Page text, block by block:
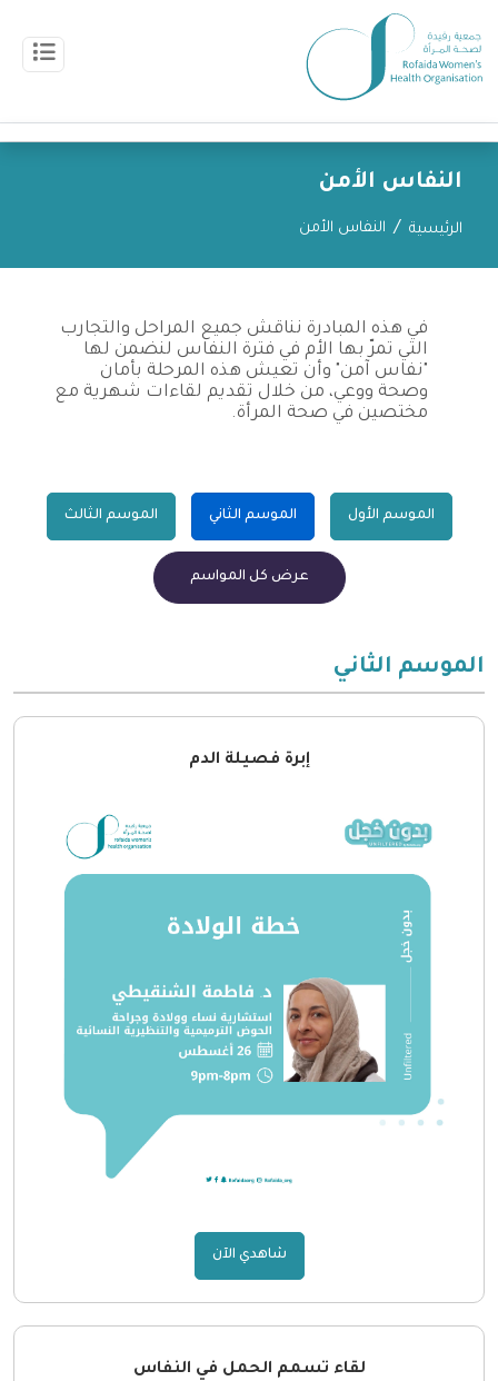
النفاس الأمن
الرئيسية النفاس الأمن
في هذه المبادرة نناقش جميع المراحل والتجارب
التي تمرّ بها الأم في فترة النفاس لنضمن لها
"نفاس آمن" وأن تعيش هذه المرحلة بأمان
وصحة ووعي، من خلال تقديم لقاءات شهرية مع
مختصين في صحة المرأة.
الموسم الأول الموسم الثاني الموسم الثالث
عرض كل المواسم
الموسم الثاني
إبرة فصيلة الدم
شاهدي الآن
لقاء تسمم الحمل في النفاس